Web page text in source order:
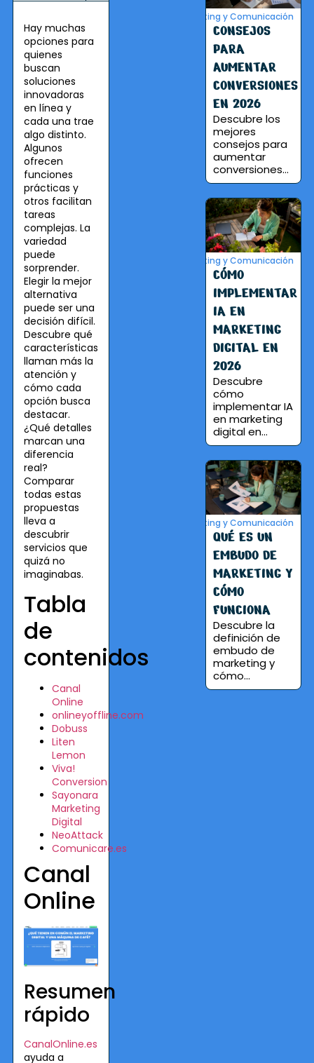
Hay muchas
opciones para
quienes
buscan
soluciones
innovadoras
en línea y
cada una trae
algo distinto.
Algunos
ofrecen
funciones
prácticas y
otros facilitan
tareas
complejas. La
variedad
puede
sorprender.
Elegir la mejor
alternativa
puede ser una
decisión difícil.
Descubre qué
características
llaman más la
atención y
cómo cada
opción busca
destacar.
¿Qué detalles
marcan una
diferencia
real?
Comparar
todas estas
propuestas
lleva a
descubrir
servicios que
quizá no
imaginabas.
Tabla
de
contenidos
Canal
Online
onlineyoffline.com
Dobuss
Liten
Lemon
Viva!
Conversion
Sayonara
Marketing
Digital
NeoAttack
Comunicare.es
Canal
Online
Resumen
rápido
CanalOnline.es
ayuda a
Marketing y Comunicación
CONSEJOS
PARA
AUMENTAR
CONVERSIONES
EN 2026
Descubre los
mejores
consejos para
aumentar
conversiones...
Marketing y Comunicación
CÓMO
IMPLEMENTAR
IA EN
MARKETING
DIGITAL EN
2026
Descubre
cómo
implementar IA
en marketing
digital en...
Marketing y Comunicación
QUÉ ES UN
EMBUDO DE
MARKETING Y
CÓMO
FUNCIONA
Descubre la
definición de
embudo de
marketing y
cómo...